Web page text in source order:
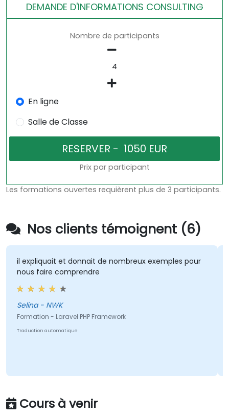
DEMANDE D'INFORMATIONS CONSULTING
Nombre de participants
En ligne
Salle de Classe
Prix par participant
Les formations ouvertes requièrent plus de 3 participants.
Nos clients témoignent (6)
il expliquait et donnait de nombreux exemples pour
nous faire comprendre
Selina - NWK
Formation - Laravel PHP Framework
Traduction automatique
Cours à venir